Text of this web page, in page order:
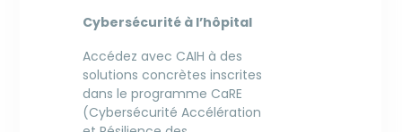
Cybersécurité à l’hôpital
Accédez avec CAIH à des
solutions concrètes inscrites
dans le programme CaRE
(Cybersécurité Accélération